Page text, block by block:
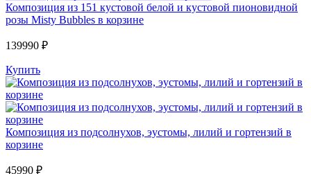
Композиция из 151 кустовой белой и кустовой пионовидной
розы Misty Bubbles в корзине
139990 ₽
Купить
Композиция из подсолнухов, эустомы, лилий и гортензий в
корзине
45990 ₽